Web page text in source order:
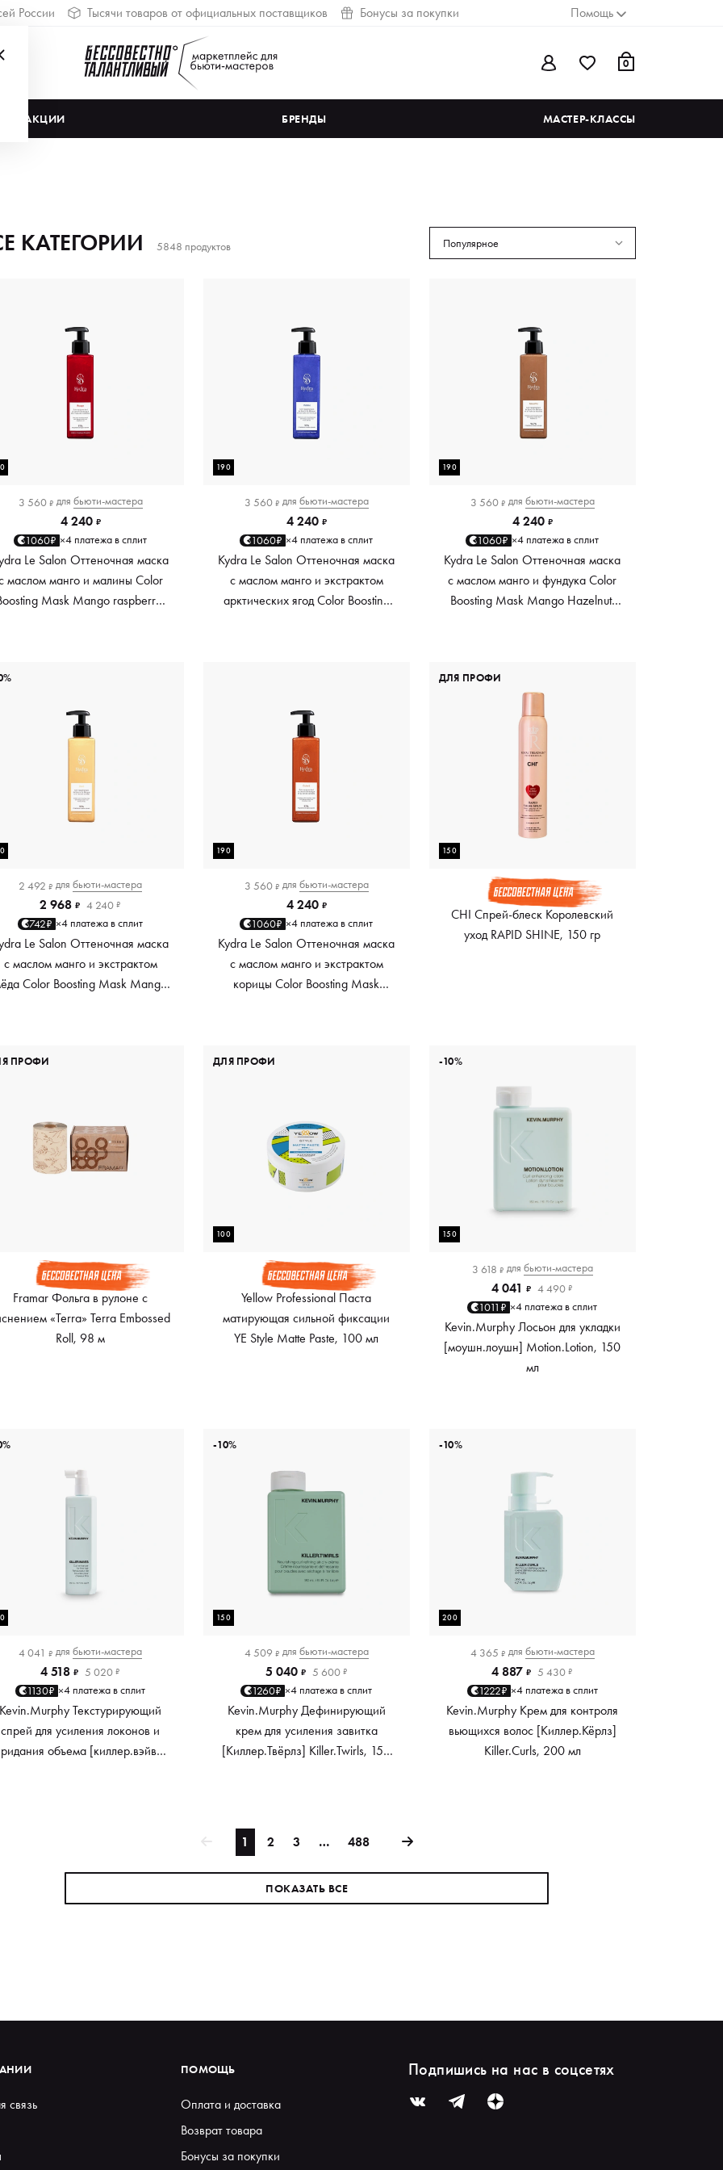
России Тысячи товаров от официальных поставщиков Бонусы за покупки Помощь
0
АКЦИИ БРЕНДЫ МАСТЕР-КЛАССЫ
КАТЕГОРИИ 5848 продуктов Популярное
3 560 ₽ для бьюти-мастера
4 240 ₽
1060₽ ×4 платежа в сплит
Le Salon Оттеночная маска
маслом манго и малины Color
Mask Mango raspberry,
190
3 560 ₽ для бьюти-мастера
4 240 ₽
1060₽ ×4 платежа в сплит
Kydra Le Salon Оттеночная маска
с маслом манго и экстрактом
арктических ягод Color Boosting
190
3 560 ₽ для бьюти-мастера
4 240 ₽
1060₽ ×4 платежа в сплит
Kydra Le Salon Оттеночная маска
с маслом манго и фундука Color
Boosting Mask Mango Hazelnut,
2 492 ₽ для бьюти-мастера
2 968 ₽ 4 240 ₽
742₽ ×4 платежа в сплит
Le Salon Оттеночная маска
с маслом манго и экстрактом
Color Boosting Mask Mango
190
3 560 ₽ для бьюти-мастера
4 240 ₽
1060₽ ×4 платежа в сплит
Kydra Le Salon Оттеночная маска
с маслом манго и экстрактом
корицы Color Boosting Mask
150
CHI Спрей-блеск Королевский
уход RAPID SHINE, 150 гр
ДЛЯ ПРОФИ
Framar Фольга в рулоне с
«Terra» Terra Embossed
Roll, 98 м
ПРОФИ
100
Yellow Professional Паста
матирующая сильной фиксации
YE Style Matte Paste, 100 мл
ДЛЯ ПРОФИ
150
3 618 ₽ для бьюти-мастера
4 041 ₽ 4 490 ₽
1011₽ ×4 платежа в сплит
Kevin.Murphy Лосьон для укладки
[моушн.лоушн] Motion.Lotion, 150
мл
-10%
4 041 ₽ для бьюти-мастера
4 518 ₽ 5 020 ₽
1130₽ ×4 платежа в сплит
Kevin.Murphy Текстурирующий
спрей для усиления локонов и
объема [киллер.вэйвс]
150
4 509 ₽ для бьюти-мастера
5 040 ₽ 5 600 ₽
1260₽ ×4 платежа в сплит
Kevin.Murphy Дефинирующий
крем для усиления завитка
[Киллер.Твёрлз] Killer.Twirls, 150
-10%
200
4 365 ₽ для бьюти-мастера
4 887 ₽ 5 430 ₽
1222₽ ×4 платежа в сплит
Kevin.Murphy Крем для контроля
вьющихся волос [Киллер.Кёрлз]
Killer.Curls, 200 мл
-10%
1 2 3 … 488
ПОКАЗАТЬ ВСЕ
связь
ПОМОЩЬ
Оплата и доставка
Возврат товара
Бонусы за покупки
Подпишись на нас в соцсетях